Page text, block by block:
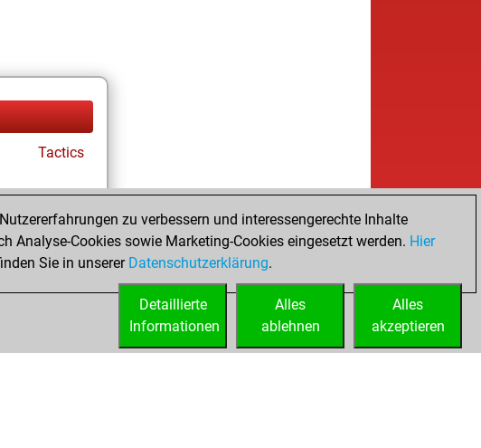
Tactics
zu verbessern und interessengerechte Inhalte
Analyse-Cookies sowie Marketing-Cookies eingesetzt werden. Hier
Sie in unserer Datenschutzerklärung.
Alles
akzeptieren
Alles
ablehnen
Detaillierte
Informationen